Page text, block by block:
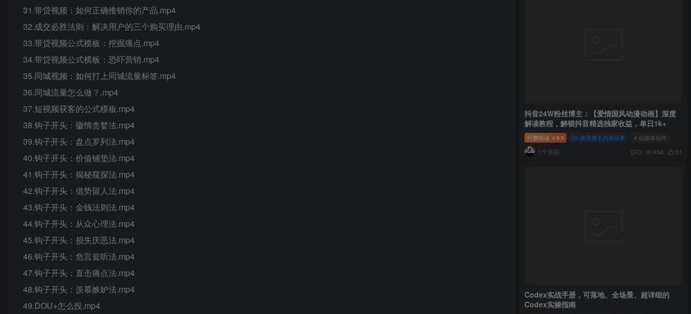
31.带贷视频：如何正确推销你的产品.mp4
32.成交必胜法则：解决用户的三个购买理由.mp4
33.带贷视频公式模板：挖掘痛点.mp4
34.带贷视频公式横板：恐吓营销.mp4
35.同城视频：如何打上同城流量标签.mp4
36.同城流量怎么做？.mp4
37.短视频获客的公式模板.mp4
38.钩子开头：徽惰贪婪法.mp4
39.钩子开头：盘点罗列法.mp4
40.钩子开头：价值铺垫法.mp4
41.钩子开头：揭秘窥探法.mp4
42.钩子开头：借势留人法.mp4
43.钩子开头：金钱法则法.mp4
44.钩子开头：从众心理法.mp4
45.钩子开头：损失庆恶法.mp4
46.钩子开头：危言耸听法.mp4
47.钩子开头：直击痛点法.mp4
48.钩子开头：羡慕嫉妒法.mp4
49.DOU+怎么投.mp4
抖音24W粉丝博主：【爱情国风动漫动画】深度
解读教程，解锁抖音精选独家收益，单日1k+
付费阅读 ￥9.9 优秀博主内容分享 # 自媒体创作
1个月前 0 454 51
Codex实战手册，可落地、全场景、超详细的
Codex实操指南